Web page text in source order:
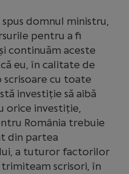
spus domnul ministru,
pentru a fi
continuăm aceste
eu, în calitate de
cu toate
investiție să aibă
orice investiție,
România trebuie
din partea
a tuturor factorilor
scrisori, în